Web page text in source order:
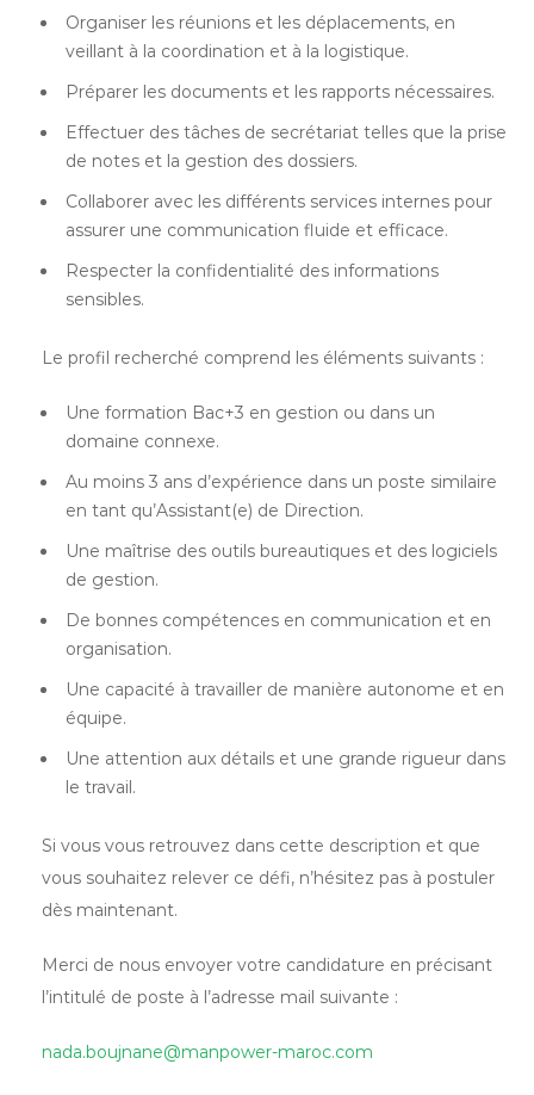
Organiser les réunions et les déplacements, en
veillant à la coordination et à la logistique.
Préparer les documents et les rapports nécessaires.
Effectuer des tâches de secrétariat telles que la prise
de notes et la gestion des dossiers.
Collaborer avec les différents services internes pour
assurer une communication fluide et efficace.
Respecter la confidentialité des informations
sensibles.
Le profil recherché comprend les éléments suivants :
Une formation Bac+3 en gestion ou dans un
domaine connexe.
Au moins 3 ans d’expérience dans un poste similaire
en tant qu’Assistant(e) de Direction.
Une maîtrise des outils bureautiques et des logiciels
de gestion.
De bonnes compétences en communication et en
organisation.
Une capacité à travailler de manière autonome et en
équipe.
Une attention aux détails et une grande rigueur dans
le travail.
Si vous vous retrouvez dans cette description et que
vous souhaitez relever ce défi, n’hésitez pas à postuler
dès maintenant.
Merci de nous envoyer votre candidature en précisant
l’intitulé de poste à l’adresse mail suivante :
nada.boujnane@manpower-maroc.com